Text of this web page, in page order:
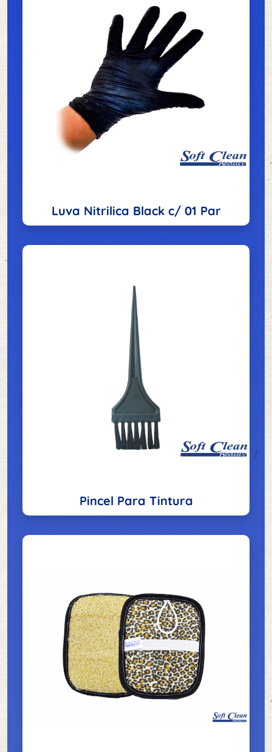
Luva Nitrilica Black c/ 01 Par
Pincel Para Tintura